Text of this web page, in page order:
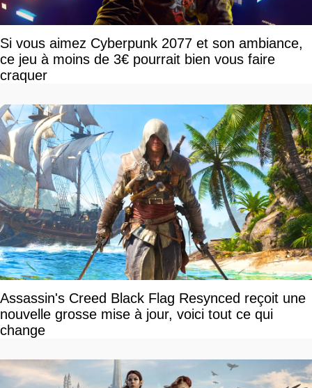
Si vous aimez Cyberpunk 2077 et son ambiance,
ce jeu à moins de 3€ pourrait bien vous faire
craquer
Assassin's Creed Black Flag Resynced reçoit une
nouvelle grosse mise à jour, voici tout ce qui
change